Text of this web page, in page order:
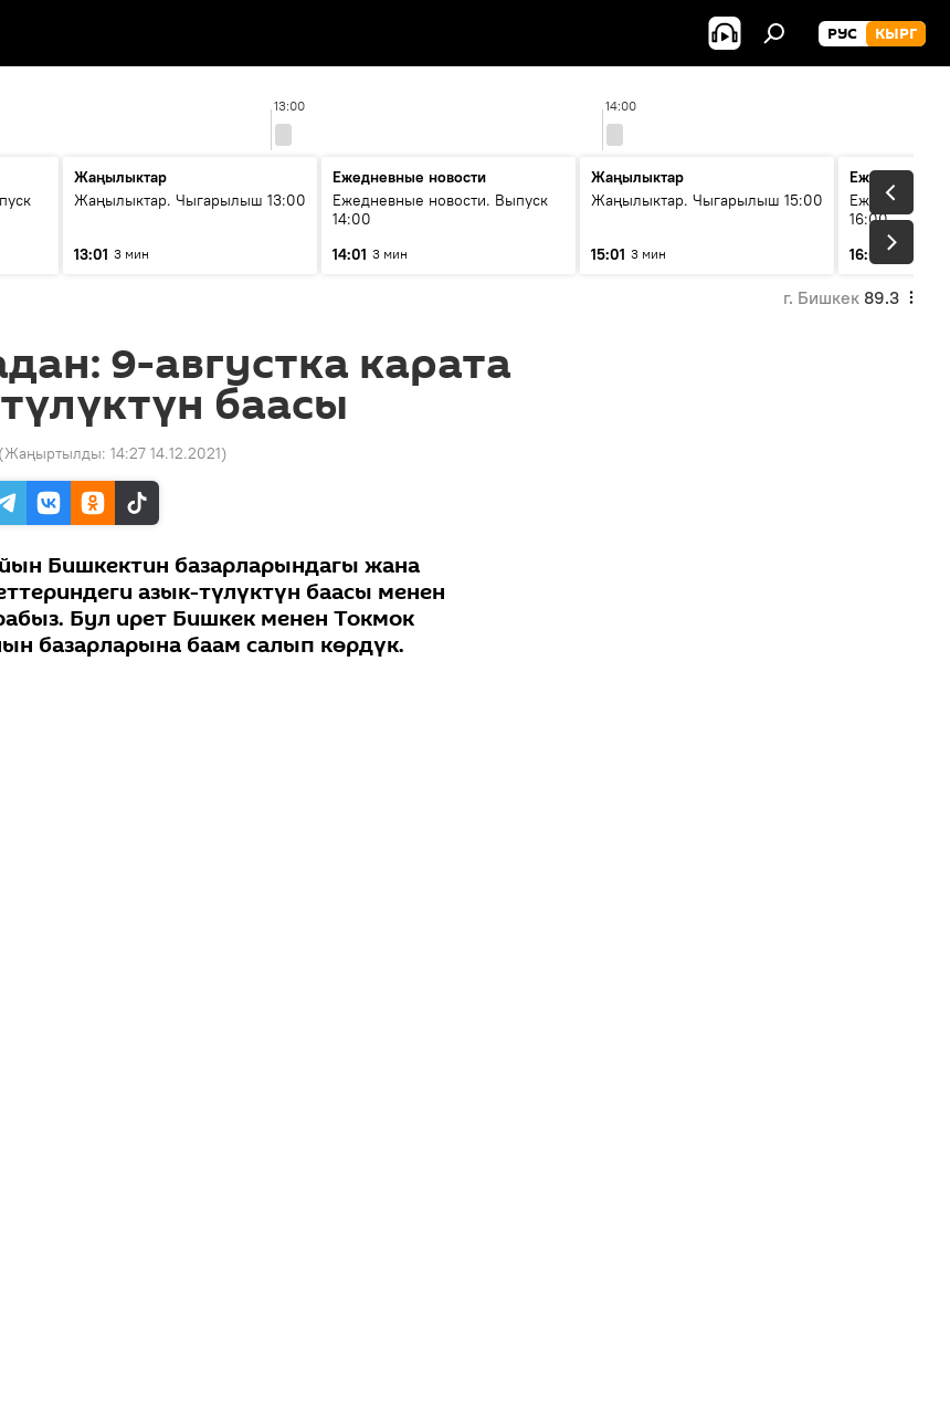
РУС КЫРГ
13:00 14:00
Жаңылыктар
Жаңылыктар. Чыгарылыш 13:00
13:01 3 мин
Ежедневные новости
Ежедневные новости. Выпуск
14:00
14:01 3 мин
Жаңылыктар
Жаңылыктар. Чыгарылыш 15:00
15:01 3 мин
Ежедневные
Ежедневные
16:00
16:01
3 мин
г. Бишкек 89.3
9-августка карата
баасы
(Жаңыртылды: 14:27 14.12.2021)
Бишкектин базарларындагы жана
азык-түлүктүн баасы менен
Бул ирет Бишкек менен Токмок
базарларына баам салып көрдүк.